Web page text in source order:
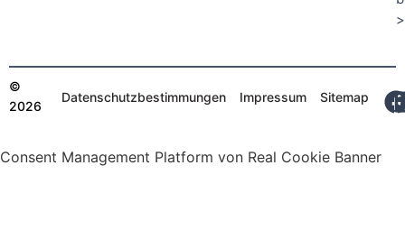
©
2026
Datenschutzbestimmungen Impressum Sitemap
Consent Management Platform von Real Cookie Banner